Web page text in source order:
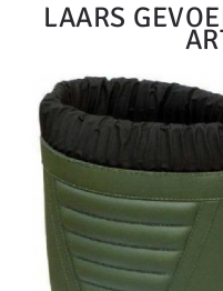
LAARS